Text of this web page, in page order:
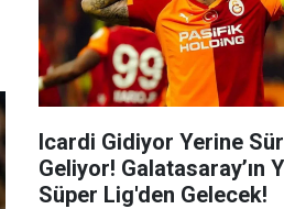
Icardi Gidiyor Yerine
Geliyor! Galatasaray’ın
Süper Lig'den Gelecek!